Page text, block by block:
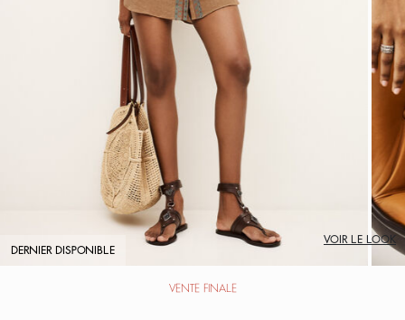
DERNIER DISPONIBLE
VOIR LE LOOK
VENTE FINALE